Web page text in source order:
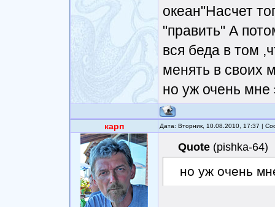
океан"Насчет
"править" А
вся беда в том
менять в своих
но уж очень мне
карп Дата: Вторник, 10.08.2010, 17:37 |
Quote (pishka-64)
но уж очень